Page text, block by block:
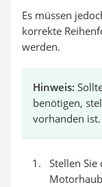
Es müssen
korrekte
werden.
Hinweis:
benötigen,
vorhanden ist.
Stellen